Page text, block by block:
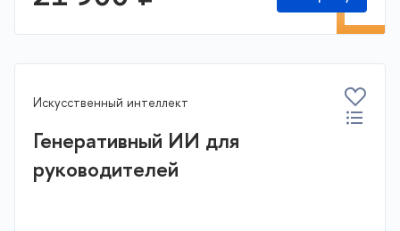
Искусственный интеллект
Генеративный ИИ для
руководителей